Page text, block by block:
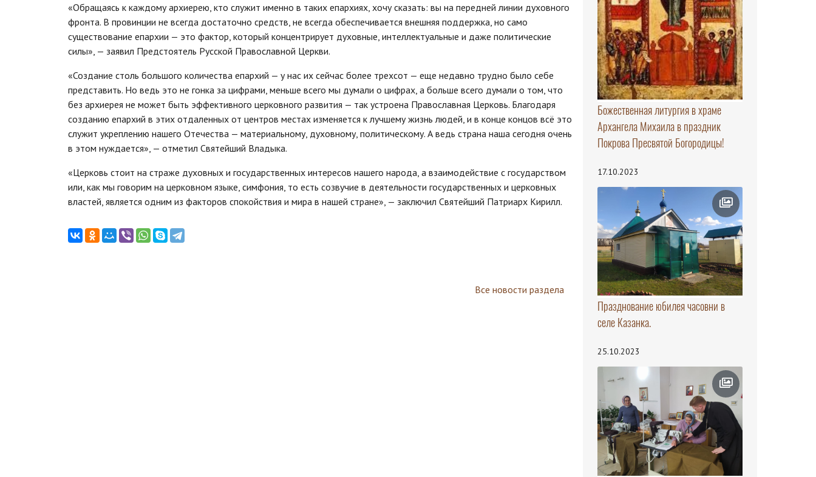
«Обращаясь к каждому архиерею, кто служит именно в таких епархиях, хочу сказать: вы на передней линии духовного
фронта. В провинции не всегда достаточно средств, не всегда обеспечивается внешняя поддержка, но само
существование епархии — это фактор, который концентрирует духовные, интеллектуальные и даже политические
силы», — заявил Предстоятель Русской Православной Церкви.
«Создание столь большого количества епархий — у нас их сейчас более трехсот — еще недавно трудно было себе
представить. Но ведь это не гонка за цифрами, меньше всего мы думали о цифрах, а больше всего думали о том, что
без архиерея не может быть эффективного церковного развития — так устроена Православная Церковь. Благодаря
созданию епархий в этих отдаленных от центров местах изменяется к лучшему жизнь людей, и в конце концов всё это
служит укреплению нашего Отечества — материальному, духовному, политическому. А ведь страна наша сегодня очень
в этом нуждается», — отметил Святейший Владыка.
«Церковь стоит на страже духовных и государственных интересов нашего народа, а взаимодействие с государством
или, как мы говорим на церковном языке, симфония, то есть созвучие в деятельности государственных и церковных
властей, является одним из факторов спокойствия и мира в нашей стране», — заключил Святейший Патриарх Кирилл.
Все новости раздела
Божественная литургия в храме
Архангела Михаила в праздник
Покрова Пресвятой Богородицы!
17.10.2023
Празднование юбилея часовни в
селе Казанка.
25.10.2023